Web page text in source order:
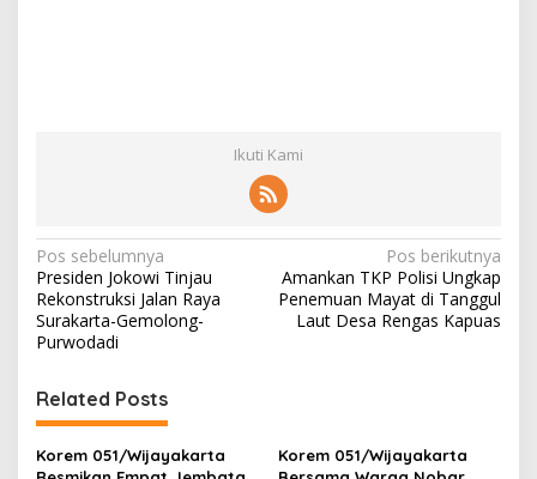
Ikuti Kami
N
a
v
i
g
a
s
Pos sebelumnya
Presiden Jokowi Tinjau
Rekonstruksi Jalan Raya
Surakarta-Gemolong-
Purwodadi
Pos berikutnya
Amankan TKP Polisi Ungkap
Penemuan Mayat di Tanggul
Laut Desa Rengas Kapuas
Related Posts
Korem 051/Wijayakarta
Korem 051/Wijayakarta